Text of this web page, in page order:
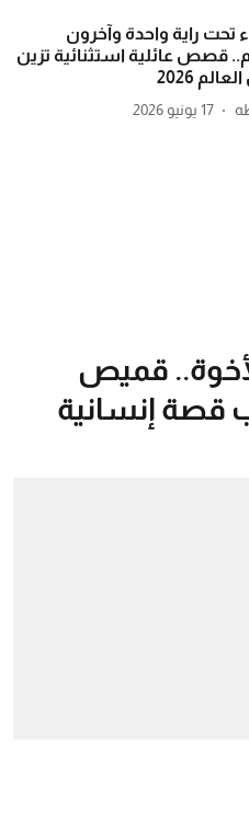
تحت راية واحدة وآخرون
قصص عائلية استثنائية تزين
2026
17 يونيو 2026
قميص
قصة إنسانية